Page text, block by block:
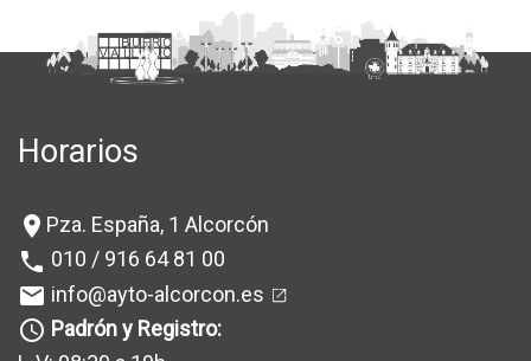
Horarios
location_on Pza. España, 1 Alcorcón
phone 010 / 916 64 81 00
mail info@ayto-alcorcon.es
query_builder Padrón y Registro: